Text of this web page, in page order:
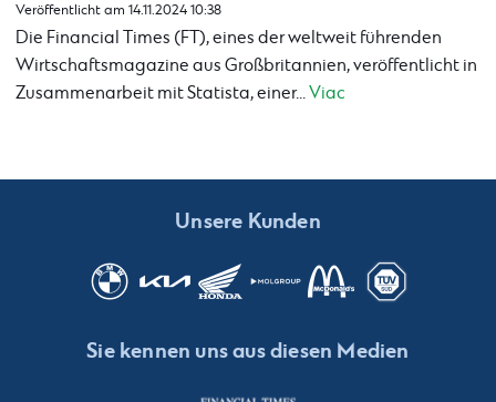
Veröffentlicht am 14.11.2024 10:38
Die Financial Times (FT), eines der weltweit führenden
Wirtschaftsmagazine aus Großbritannien, veröffentlicht in
Zusammenarbeit mit Statista, einer...Viac
Unsere Kunden
Sie kennen uns aus diesen Medien